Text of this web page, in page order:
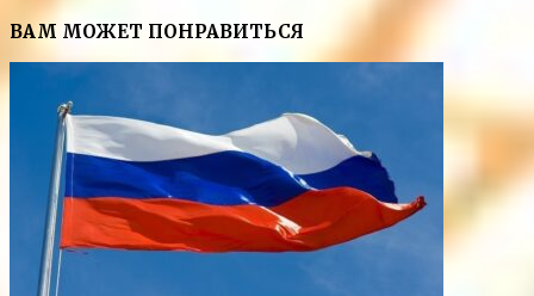
ВАМ МОЖЕТ ПОНРАВИТЬСЯ